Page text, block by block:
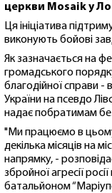
церкви Mosaik у
Ця ініціатива
виконують бойові
Як зазначається на
громадського
благодійної справи -
України на псевдо
надає побратимам
"Ми працюємо в
декілька місяців на
напрямку, -
збройної агресії
батальйоном